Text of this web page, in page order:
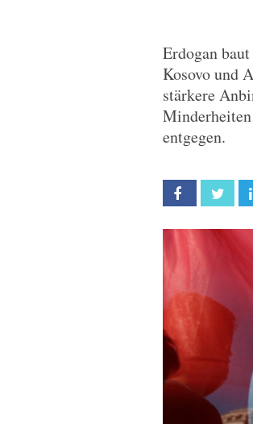
Erdogan
Kosovo und
stärkere
entgegen.
Facebook